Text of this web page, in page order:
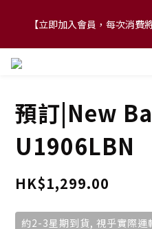
【FLASH SALE 兩件
【立即加入會員，每次消費
【FLASH SALE 兩
預訂|New
U1906LBN
HK$1,299.00
約2-3星期到貨, 視乎實際運